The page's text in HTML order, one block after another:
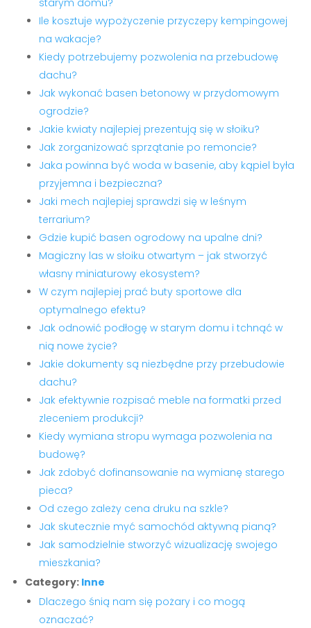
starym domu?
Ile kosztuje wypożyczenie przyczepy kempingowej
na wakacje?
Kiedy potrzebujemy pozwolenia na przebudowę
dachu?
Jak wykonać basen betonowy w przydomowym
ogrodzie?
Jakie kwiaty najlepiej prezentują się w słoiku?
Jak zorganizować sprzątanie po remoncie?
Jaka powinna być woda w basenie, aby kąpiel była
przyjemna i bezpieczna?
Jaki mech najlepiej sprawdzi się w leśnym
terrarium?
Gdzie kupić basen ogrodowy na upalne dni?
Magiczny las w słoiku otwartym – jak stworzyć
własny miniaturowy ekosystem?
W czym najlepiej prać buty sportowe dla
optymalnego efektu?
Jak odnowić podłogę w starym domu i tchnąć w
nią nowe życie?
Jakie dokumenty są niezbędne przy przebudowie
dachu?
Jak efektywnie rozpisać meble na formatki przed
zleceniem produkcji?
Kiedy wymiana stropu wymaga pozwolenia na
budowę?
Jak zdobyć dofinansowanie na wymianę starego
pieca?
Od czego zależy cena druku na szkle?
Jak skutecznie myć samochód aktywną pianą?
Jak samodzielnie stworzyć wizualizację swojego
mieszkania?
Category: Inne
Dlaczego śnią nam się pożary i co mogą
oznaczać?